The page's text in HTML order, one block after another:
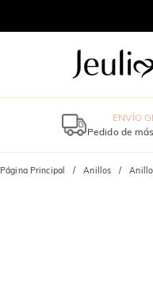
ENVÍO
Pedido de
Página Principal Anillos